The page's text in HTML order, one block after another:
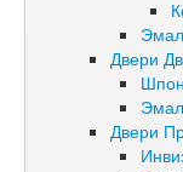
Двери
Двери